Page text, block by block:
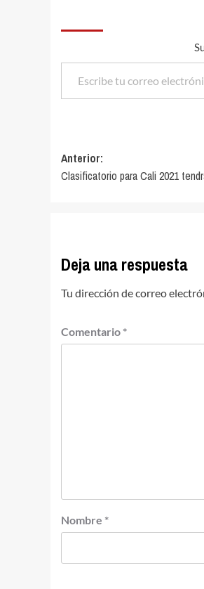
Escribe tu correo electrónico…
Navegación
de
Anterior:
Clasificatorio para Cali 2021
Deja una respuesta
Tu dirección de correo
Comentario *
Nombre *